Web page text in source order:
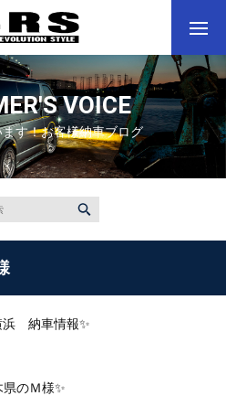
VOICE
す！お客様納車ブログ
浜 納車情報✨
県のＭ様✨